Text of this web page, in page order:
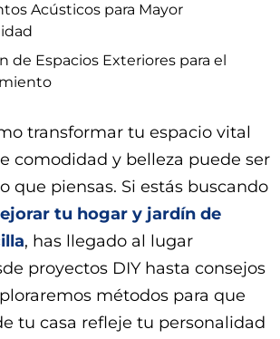
Acústicos para Mayor
de Espacios Exteriores para el
transformar tu espacio vital
comodidad y belleza puede ser
que piensas. Si estás buscando
tu hogar y jardín de
, has llegado al lugar
proyectos DIY hasta consejos
métodos para que
tu casa refleje tu personalidad